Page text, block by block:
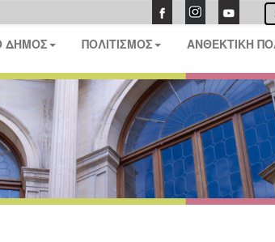
ΔΗΜΟΣ ΠΟΛΙΤΙΣΜΟΣ ΑΝΘΕΚΤΙΚΗ